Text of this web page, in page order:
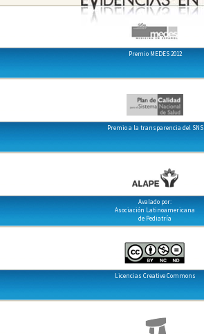
Premio MEDES 2012
Premio a la transparencia del SNS
Avalado por:
Asociación Latinoamericana
de Pediatría
Licencias Creative Commons